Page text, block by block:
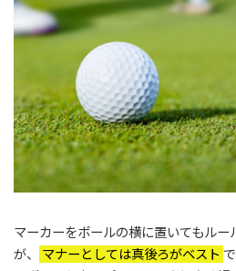
マーカーをボールの横に置いてもルー
が、
マナーとしては真後ろがベスト